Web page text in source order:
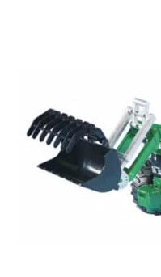
Outlet
Tips og tricks
4.4 Google Reviews